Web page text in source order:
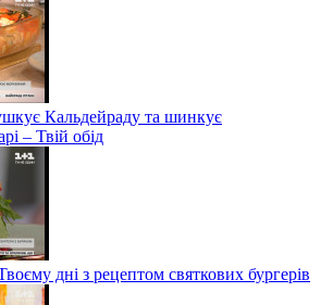
Кальдейраду та шинкує
– Твій обід
дні з рецептом святкових бургерів